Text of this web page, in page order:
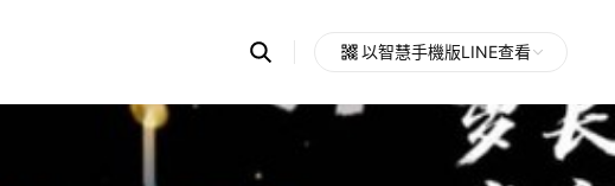
Search
OpenChats
messages
search
以智慧手機版LINE查看